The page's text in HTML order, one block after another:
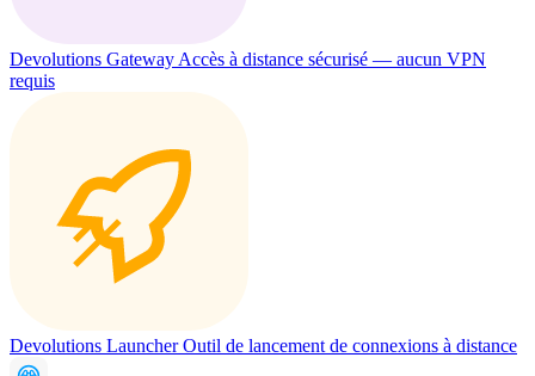
Devolutions Gateway Accès à distance sécurisé — aucun VPN
requis
Devolutions LauncherOutil de lancement de connexions à distance